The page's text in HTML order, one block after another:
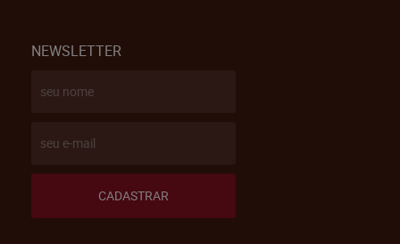
NEWSLETTER
CADASTRAR